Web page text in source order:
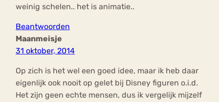
weinig schelen.. het is animatie..
Beantwoorden
Maanmeisje
31 oktober, 2014
Op zich is het wel een goed idee, maar ik heb daar
eigenlijk ook nooit op gelet bij Disney figuren o.i.d.
Het zijn geen echte mensen, dus ik vergelijk mijzelf